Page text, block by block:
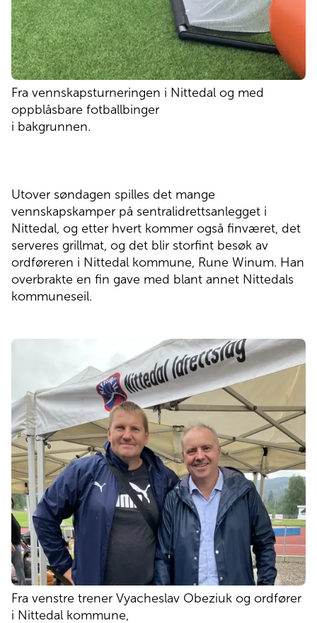
Fra vennskapsturneringen i Nittedal og med
oppblåsbare fotballbinger
i bakgrunnen.
Utover søndagen spilles det mange
vennskapskamper på sentralidrettsanlegget i
Nittedal, og etter hvert kommer også finværet, det
serveres grillmat, og det blir storfint besøk av
ordføreren i Nittedal kommune, Rune Winum. Han
overbrakte en fin gave med blant annet Nittedals
kommuneseil.
Fra venstre trener Vyacheslav Obeziuk og ordfører
i Nittedal kommune,